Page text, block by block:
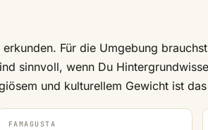
Für die Umgebung
sinnvoll, wenn Du
und kulturellem Gewicht ist
FAMAGUSTA